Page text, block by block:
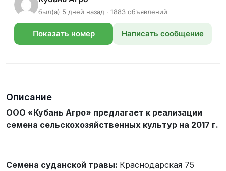
был(а) 5 дней назад · 1883 объявлений
Показать номер Написать сообщение
Описание
ООО «Кубань Агро» предлагает к реализации
семена сельскохозяйственных культур на 2017 г.
Семена суданской травы: Краснодарская 75